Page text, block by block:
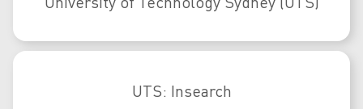
UTS: Insearch